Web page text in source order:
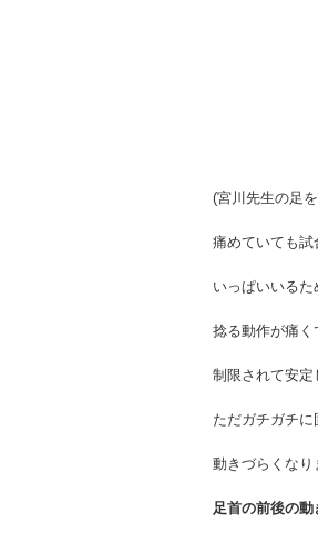
(宮川先生の足
痛めていても
いっぱいいる
捻る動作が痛く
制限されて安定
ただガチガチ
動きづらくなり
足首の前後の